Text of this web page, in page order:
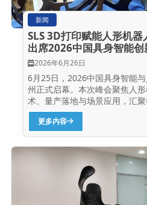
新闻
SLS 3D打印赋能人形机
出席2026中国具身智能创
2026年6月26日
6月25日，2026中国具身智能
州正式启幕。本次峰会聚焦人
术、量产落地与场景应用，汇
话产业发展新趋势。盈普三维携
及人形机器人一站式智造解决
制造、轻量化量产难题提供高效解决方案
更多内容